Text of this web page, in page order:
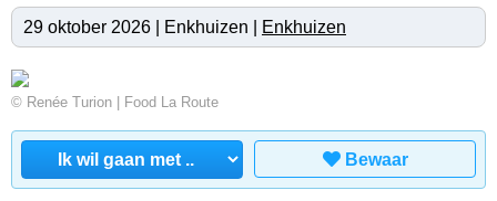
29 oktober 2026 | Enkhuizen | Enkhuizen
© Renée Turion | Food La Route
Bewaar